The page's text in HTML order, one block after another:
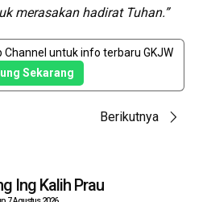
merasakan hadirat Tuhan.”
Channel untuk info terbaru GKJW
Sekarang
Berikutnya
Ing Kalih Prau